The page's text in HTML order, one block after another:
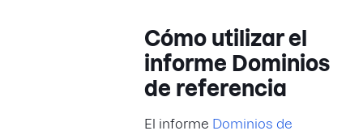
Cómo utilizar el
informe Dominios
de referencia
El informe Dominios de